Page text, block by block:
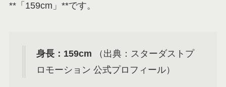
**「159cm」**です。
身長：159cm （出典：スターダストプ
ロモーション 公式プロフィール）